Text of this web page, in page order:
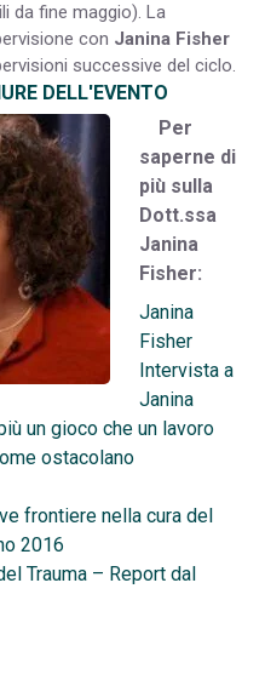
da fine maggio). La
con Janina Fisher
successive del ciclo.
DELL'EVENTO
Per
saperne di
più sulla
Dott.ssa
Janina
Fisher:
Janina
Fisher
Intervista a
Janina
un gioco che un lavoro
ostacolano
frontiere nella cura del
2016
Trauma – Report dal